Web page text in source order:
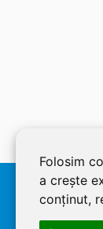
Folosim
a crește
conținut,
©